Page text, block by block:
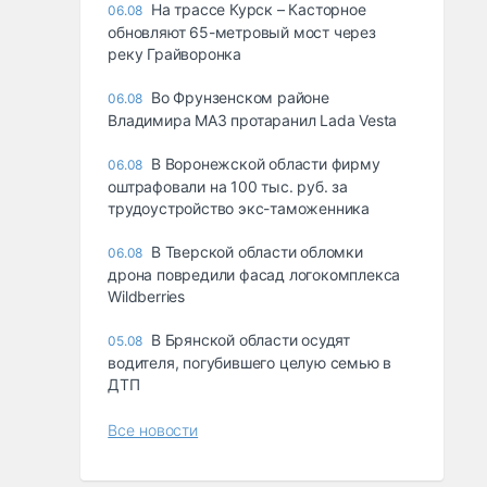
06.08 На трассе Курск – Касторное
обновляют 65-метровый мост через
реку Грайворонка
06.08 Во Фрунзенском районе
Владимира МАЗ протаранил Lada Vesta
06.08 В Воронежской области фирму
оштрафовали на 100 тыс. руб. за
трудоустройство экс-таможенника
06.08 В Тверской области обломки
дрона повредили фасад логокомплекса
Wildberries
05.08 В Брянской области осудят
водителя, погубившего целую семью в
ДТП
Все новости